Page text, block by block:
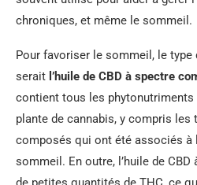
chroniques, et même le sommeil.
Pour favoriser le sommeil, le type
serait l’huile de CBD à spectre
contient tous les
plante de cannabis, y compris les
composés qui ont été associés à
sommeil. En outre, l’huile de